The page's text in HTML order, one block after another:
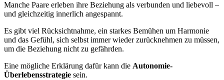
Manche Paare erleben ihre Beziehung als verbunden und liebevoll –
und gleichzeitig innerlich angespannt.
Es gibt viel Rücksichtnahme, ein starkes Bemühen um Harmonie
und das Gefühl, sich selbst immer wieder zurücknehmen zu müssen,
um die Beziehung nicht zu gefährden.
Eine mögliche Erklärung dafür kann die Autonomie-
Überlebensstrategie sein.